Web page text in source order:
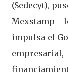
(Sedecyt),
Mexstamp
impulsa el